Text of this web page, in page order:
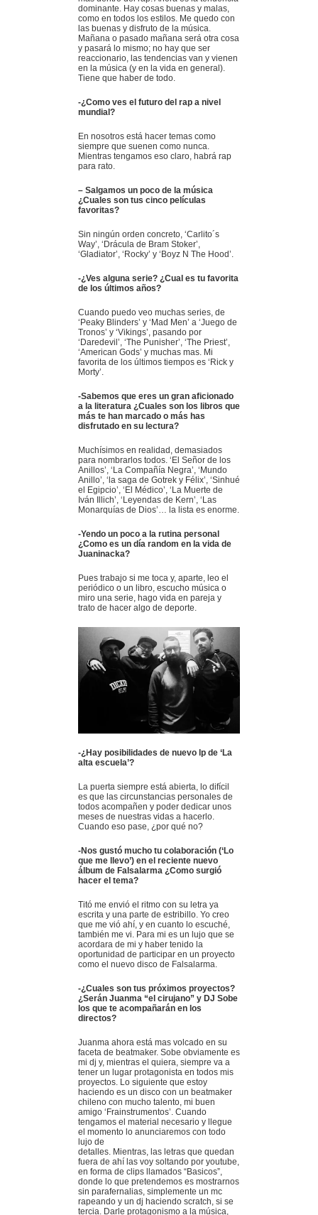
dominante. Hay cosas buenas y malas,
como en todos los estilos. Me quedo con
las buenas y disfruto de la música.
Mañana o pasado mañana será otra cosa
y pasará lo mismo; no hay que ser
reaccionario, las tendencias van y vienen
en la música (y en la vida en general).
Tiene que haber de todo.
-¿Como ves el futuro del rap a nivel
mundial?
En nosotros está hacer temas como
siempre que suenen como nunca.
Mientras tengamos eso claro, habrá rap
para rato.
– Salgamos un poco de la música
¿Cuales son tus cinco películas
favoritas?
Sin ningún orden concreto, ‘Carlito´s
Way’, ‘Drácula de Bram Stoker’,
‘Gladiator’, ‘Rocky’ y ‘Boyz N The Hood’.
-¿Ves alguna serie? ¿Cual es tu favorita
de los últimos años?
Cuando puedo veo muchas series, de
‘Peaky Blinders’ y ‘Mad Men’ a ‘Juego de
Tronos’ y ‘Vikings’, pasando por
‘Daredevil’, ‘The Punisher’, ‘The Priest’,
‘American Gods’ y muchas mas. Mi
favorita de los últimos tiempos es ‘Rick y
Morty’.
-Sabemos que eres un gran aficionado
a la literatura ¿Cuales son los libros que
más te han marcado o más has
disfrutado en su lectura?
Muchísimos en realidad, demasiados
para nombrarlos todos. ‘El Señor de los
Anillos’, ‘La Compañía Negra’, ‘Mundo
Anillo’, ‘la saga de Gotrek y Félix’, ‘Sinhué
el Egipcio’, ‘El Médico’, ‘La Muerte de
Iván Illich’, ‘Leyendas de Kern’, ‘Las
Monarquías de Dios’… la lista es enorme.
-Yendo un poco a la rutina personal
¿Como es un día random en la vida de
Juaninacka?
Pues trabajo si me toca y, aparte, leo el
periódico o un libro, escucho música o
miro una serie, hago vida en pareja y
trato de hacer algo de deporte.
-¿Hay posibilidades de nuevo lp de ‘La
alta escuela’?
La puerta siempre está abierta, lo difícil
es que las circunstancias personales de
todos acompañen y poder dedicar unos
meses de nuestras vidas a hacerlo.
Cuando eso pase, ¿por qué no?
-Nos gustó mucho tu colaboración (‘Lo
que me llevo’) en el reciente nuevo
álbum de Falsalarma ¿Como surgió
hacer el tema?
Titó me envió el ritmo con su letra ya
escrita y una parte de estribillo. Yo creo
que me vió ahí, y en cuanto lo escuché,
también me vi. Para mi es un lujo que se
acordara de mi y haber tenido la
oportunidad de participar en un proyecto
como el nuevo disco de Falsalarma.
-¿Cuales son tus próximos proyectos?
¿Serán Juanma “el cirujano” y DJ Sobe
los que te acompañarán en los
directos?
Juanma ahora está mas volcado en su
faceta de beatmaker. Sobe obviamente es
mi dj y, mientras el quiera, siempre va a
tener un lugar protagonista en todos mis
proyectos. Lo siguiente que estoy
haciendo es un disco con un beatmaker
chileno con mucho talento, mi buen
amigo ‘Frainstrumentos’. Cuando
tengamos el material necesario y llegue
el momento lo anunciaremos con todo
lujo de
detalles. Mientras, las letras que quedan
fuera de ahí las voy soltando por youtube,
en forma de clips llamados “Basicos”,
donde lo que pretendemos es mostrarnos
sin parafernalias, simplemente un mc
rapeando y un dj haciendo scratch, si se
tercia. Darle protagonismo a la música,